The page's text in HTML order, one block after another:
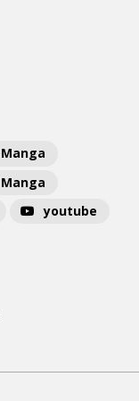
Manga
Manga
youtube